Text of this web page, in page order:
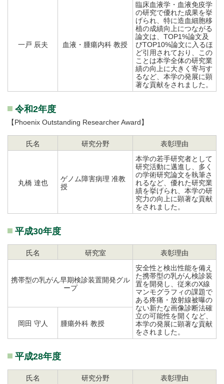
一戸 辰夫 血液・腫瘍内科 教授
臨床血液学・血液免疫学
の研究で優れた成果を挙
げられ、特に造血細胞移
植の成績向上につながる
論文は、TOP1%論文及
びTOP10%論文に入るほ
ど引用されており、この
ことは本学全体の研究業
績の向上に大きく寄与す
るなど、本学の発展に顕
著な貢献をされました。
令和2年度
【Phoenix Outstanding Researcher Award】
氏名 研究分野 表彰理由
丸橋 達也
ゲノム障害病理 准教
授
本学の若手研究者として
研究活動に邁進し、多く
の学術研究論文を執筆さ
れるなど、優れた研究業
績を挙げられ、本学の研
究力の向上に顕著な貢献
をされました。
平成30年度
氏名 研究室 表彰理由
携帯型の乳がん早期検診装置開発グル
ープ
安全性と検出性能を備え
た携帯型の乳がん検診装
置を開発し、従来のX線
マンモグラフィの課題で
ある疼痛・放射線被曝の
ない新たな画像診断法確
立の可能性を開くなど、
本学の発展に顕著な貢献
をされました。
岡田 守人 腫瘍外科 教授
平成28年度
氏名 研究分野 表彰理由